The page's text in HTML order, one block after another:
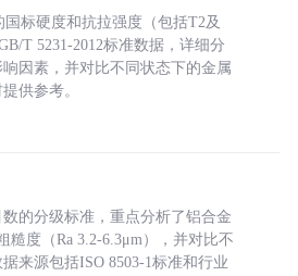
标硬度和抗拉强度（包括T2及
T 5231-2012标准数据，详细分
因素，并对比不同状态下的金属
供参考。
的分级标准，重点分析了铝合金
糙度（Ra 3.2-6.3μm），并对比不
来源包括ISO 8503-1标准和行业